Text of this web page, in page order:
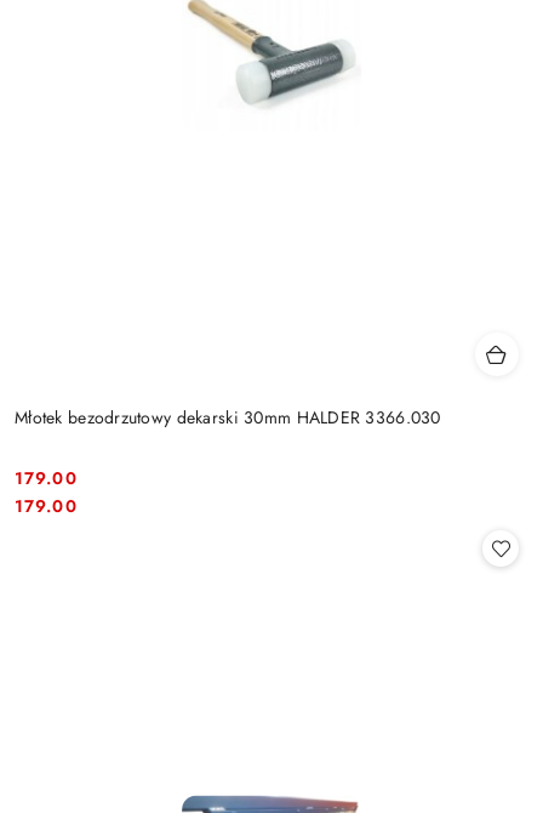
Młotek bezodrzutowy dekarski 30mm HALDER 3366.030
Cena:
179.00
Cena:
179.00